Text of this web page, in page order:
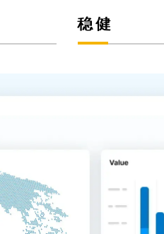
稳健